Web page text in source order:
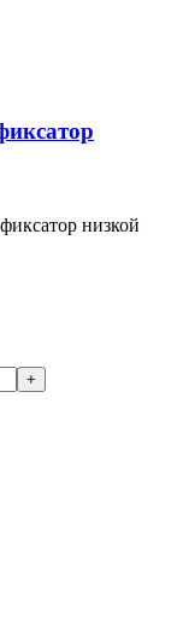
низкой